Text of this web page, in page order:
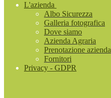
L'azienda
Albo Sicurezza
Galleria fotografica
Dove siamo
Azienda Agraria
Prenotazione azienda
Fornitori
Privacy - GDPR